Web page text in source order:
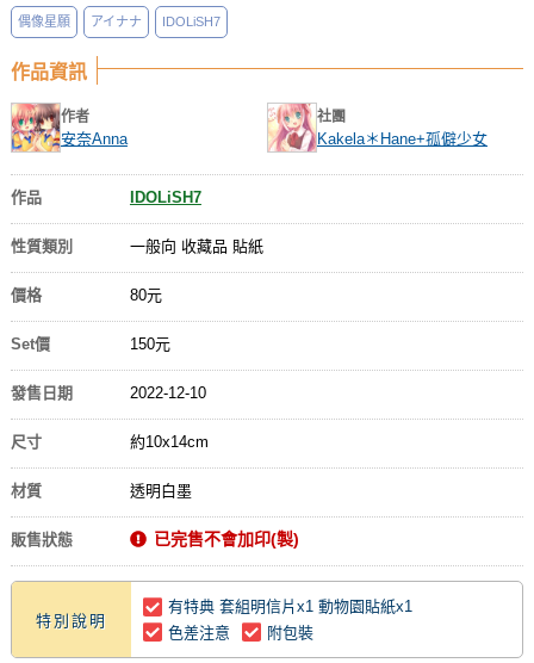
偶像星願 アイナナ IDOLiSH7
作品資訊
作者
安奈Anna
社團
Kakela＊Hane+孤僻少女
作品 IDOLiSH7
性質類別 一般向 收藏品 貼紙
價格 80元
Set價 150元
發售日期 2022-12-10
尺寸 約10x14cm
材質 透明白墨
販售狀態 已完售不會加印(製)
特別說明
有特典 套組明信片x1 動物園貼紙x1
色差注意
附包裝